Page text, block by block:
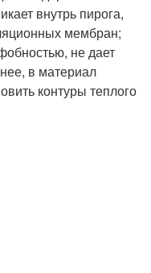
внутрь пирога,
мембран;
не дает
в материал
контуры теплого